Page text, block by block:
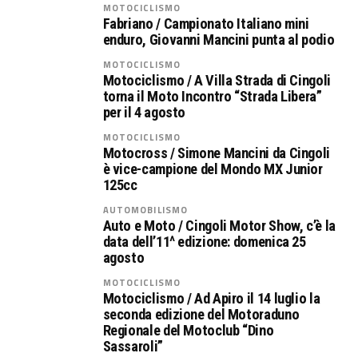
MOTOCICLISMO
Fabriano / Campionato Italiano mini
enduro, Giovanni Mancini punta al podio
MOTOCICLISMO
Motociclismo / A Villa Strada di Cingoli
torna il Moto Incontro “Strada Libera”
per il 4 agosto
MOTOCICLISMO
Motocross / Simone Mancini da Cingoli
è vice-campione del Mondo MX Junior
125cc
AUTOMOBILISMO
Auto e Moto / Cingoli Motor Show, c’è la
data dell’11^ edizione: domenica 25
agosto
MOTOCICLISMO
Motociclismo / Ad Apiro il 14 luglio la
seconda edizione del Motoraduno
Regionale del Motoclub “Dino
Sassaroli”